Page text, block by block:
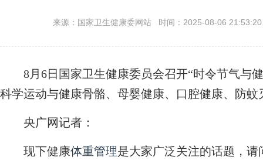
来源：国家卫生健康委网站 时间：2025-08-06
8月6日国家卫生健康委员会召开“时令节气与
科学运动与健康骨骼、母婴健康、口腔健康、防
央广网记者：
现下健康体重管理是大家广泛关注的话题，